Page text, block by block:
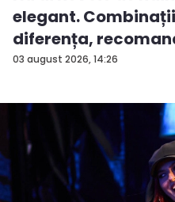
03 august 2026, 14:26
elegant.
diferența,
And...